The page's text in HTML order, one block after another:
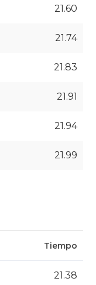
21.60
21.74
21.83
21.91
21.94
21.99
Tiempo
21.38